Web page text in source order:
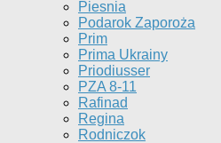
Piesnia
Podarok Zaporoża
Prim
Prima Ukrainy
Priodiusser
PZA 8-11
Rafinad
Regina
Rodniczok